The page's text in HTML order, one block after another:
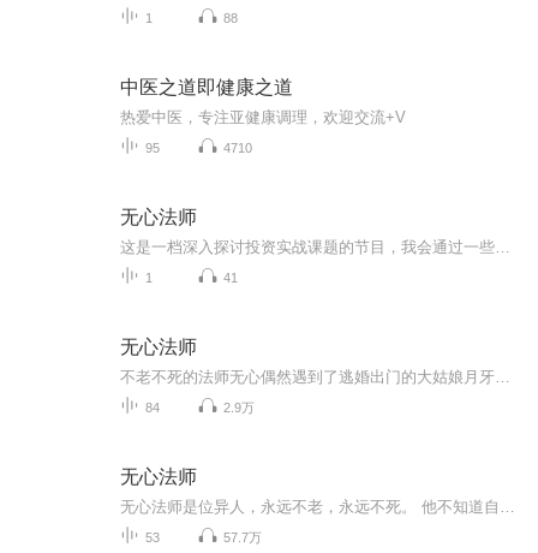
1 88
中医之道即健康之道
热爱中医，专注亚健康调理，欢迎交流+V
95 4710
无心法师
1 41
无心法师
84 2.9万
无心法师
53 57.7万